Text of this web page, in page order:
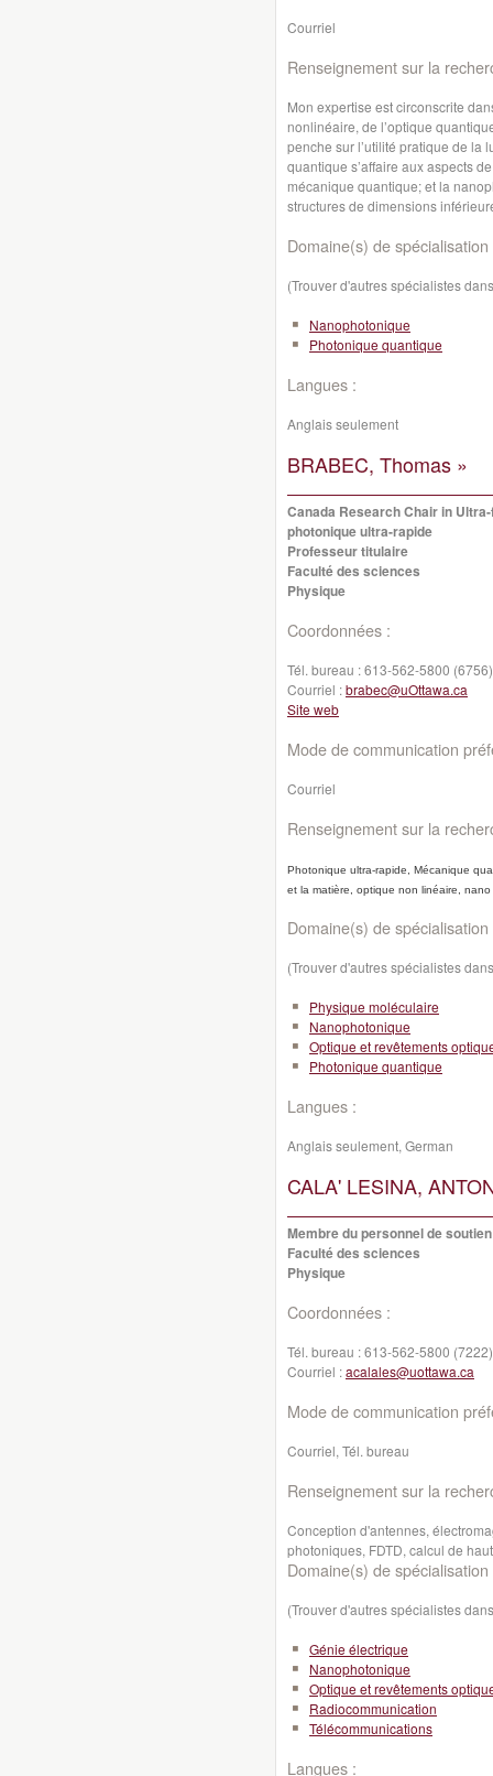
Courriel
Renseignement sur la
Mon expertise est circonscrite
nonlinéaire, de l’optique
penche sur l’utilité pratique de la
quantique s’affaire aux aspects
mécanique quantique; et la
structures de dimensions
Domaine(s) de spécialisation
(Trouver d'autres spécialistes
Nanophotonique
Photonique quantique
Langues :
Anglais seulement
BRABEC, Thomas »
Canada Research Chair in
photonique ultra-rapide
Professeur titulaire
Faculté des sciences
Physique
Coordonnées :
Tél. bureau :613-562-5800 (6756)
Courriel :brabec@uOttawa.ca
Site web
Mode de communication
Courriel
Renseignement sur la
Photonique ultra-rapide, Mécanique
et la matière, optique non linéaire,
Domaine(s) de spécialisation
(Trouver d'autres spécialistes
Physique moléculaire
Nanophotonique
Optique et revêtements
Photonique quantique
Langues :
Anglais seulement, German
CALA' LESINA,
Membre du personnel de soutien
Faculté des sciences
Physique
Coordonnées :
Tél. bureau :613-562-5800 (7222)
Courriel :acalales@uottawa.ca
Mode de communication
Courriel, Tél. bureau
Renseignement sur la
Conception d'antennes,
photoniques, FDTD, calcul de
Domaine(s) de spécialisation
(Trouver d'autres spécialistes
Génie électrique
Nanophotonique
Optique et revêtements
Radiocommunication
Télécommunications
Langues :